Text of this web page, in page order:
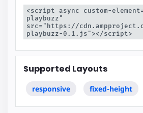
<script async custom-
playbuzz"
src="https://
playbuzz-0.1.js"></script>
Supported Layouts
responsive fixed-height